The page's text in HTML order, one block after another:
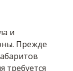
и
Прежде
требуется